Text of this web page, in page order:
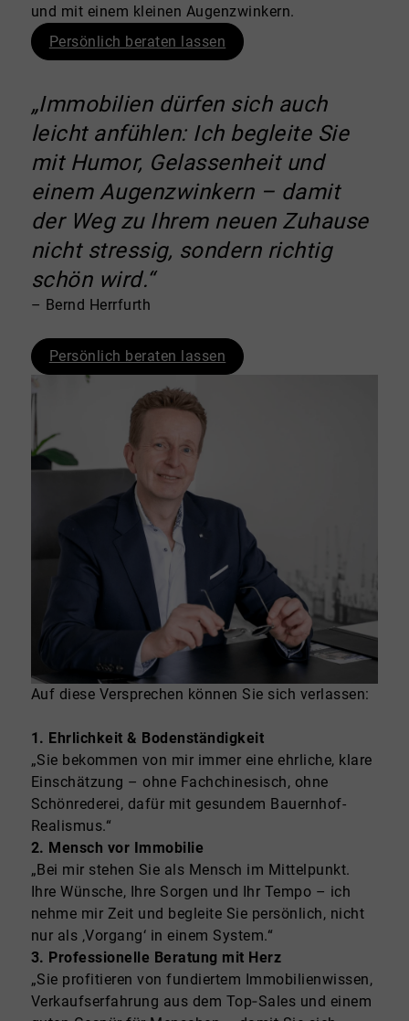
und mit einem kleinen Augenzwinkern.
Persönlich beraten lassen
„Immobilien dürfen sich auch
leicht anfühlen: Ich begleite Sie
mit Humor, Gelassenheit und
einem Augenzwinkern – damit
der Weg zu Ihrem neuen Zuhause
nicht stressig, sondern richtig
schön wird.“
– Bernd Herrfurth
Persönlich beraten lassen
Auf diese Versprechen können Sie sich verlassen:
1. Ehrlichkeit & Bodenständigkeit
„Sie bekommen von mir immer eine ehrliche, klare
Einschätzung – ohne Fachchinesisch, ohne
Schönrederei, dafür mit gesundem Bauernhof-
Realismus.“
2. Mensch vor Immobilie
„Bei mir stehen Sie als Mensch im Mittelpunkt.
Ihre Wünsche, Ihre Sorgen und Ihr Tempo – ich
nehme mir Zeit und begleite Sie persönlich, nicht
nur als ‚Vorgang‘ in einem System.“
3. Professionelle Beratung mit Herz
„Sie profitieren von fundiertem Immobilienwissen,
Verkaufserfahrung aus dem Top‑Sales und einem